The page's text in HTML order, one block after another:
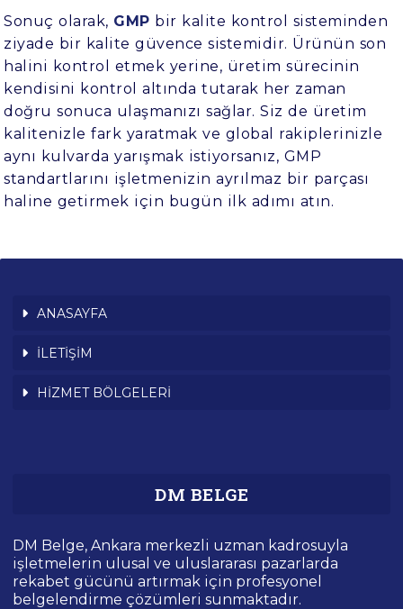
Sonuç olarak, GMP bir kalite kontrol sisteminden
ziyade bir kalite güvence sistemidir. Ürünün son
halini kontrol etmek yerine, üretim sürecinin
kendisini kontrol altında tutarak her zaman
doğru sonuca ulaşmanızı sağlar. Siz de üretim
kalitenizle fark yaratmak ve global rakiplerinizle
aynı kulvarda yarışmak istiyorsanız, GMP
standartlarını işletmenizin ayrılmaz bir parçası
haline getirmek için bugün ilk adımı atın.
ANASAYFA
İLETİŞİM
HİZMET BÖLGELERİ
DM BELGE
DM Belge, Ankara merkezli uzman kadrosuyla
işletmelerin ulusal ve uluslararası pazarlarda
rekabet gücünü artırmak için profesyonel
belgelendirme çözümleri sunmaktadır.